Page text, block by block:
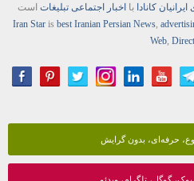
ایرانیان کانادا بااخبار اجتماعی تبلیغات است
Iran Staris best Iranian Persian News,
Web
حرفه‌ای، بدون گرایش